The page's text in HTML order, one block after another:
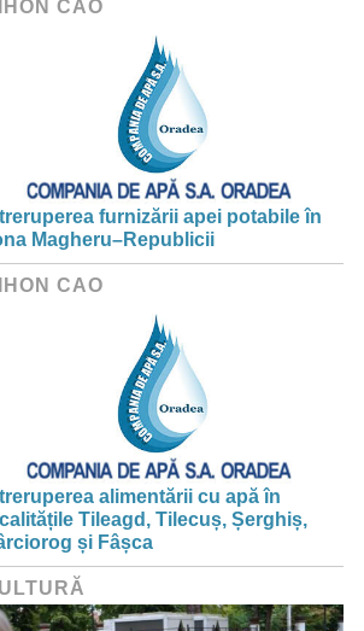
CAO
furnizării apei potabile în
Magheru–Republicii
CAO
alimentării cu apă în
Tileagd, Tilecuș, Șerghiș,
și Fâșca